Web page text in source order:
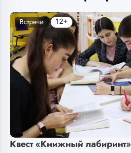
Квест «Книжный лабиринт»
Встречи 12+